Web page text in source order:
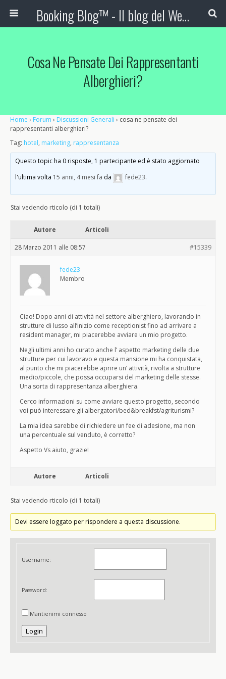
Booking Blog™ - Il blog del Web Marketing Turistico
Cosa Ne Pensate Dei Rappresentanti
Alberghieri?
Home › Forum › Discussioni Generali › cosa ne pensate dei
rappresentanti alberghieri?
Tag: hotel, marketing, rappresentanza
Questo topic ha 0 risposte, 1 partecipante ed è stato aggiornato
l'ultima volta 15 anni, 4 mesi fa da fede23.
Stai vedendo rticolo (di 1 totali)
Autore Articoli
28 Marzo 2011 alle 08:57 #15339
fede23
Membro
Ciao! Dopo anni di attività nel settore alberghiero, lavorando in
strutture di lusso all’inizio come receptionist fino ad arrivare a
resident manager, mi piacerebbe avviare un mio progetto.
Negli ultimi anni ho curato anche l’ aspetto marketing delle due
strutture per cui lavoravo e questa mansione mi ha conquistata,
al punto che mi piacerebbe aprire un’ attività, rivolta a strutture
medio/piccole, che possa occuparsi del marketing delle stesse.
Una sorta di rappresentanza alberghiera.
Cerco informazioni su come avviare questo progetto, secondo
voi può interessare gli albergatori/bed&breakfst/agriturismi?
La mia idea sarebbe di richiedere un fee di adesione, ma non
una percentuale sul venduto, è corretto?
Aspetto Vs aiuto, grazie!
Autore Articoli
Stai vedendo rticolo (di 1 totali)
Devi essere loggato per rispondere a questa discussione.
Username:
Password:
Mantienimi connesso
Login